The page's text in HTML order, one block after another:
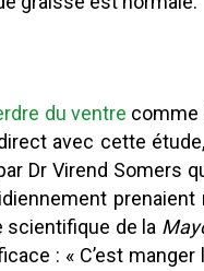
du ventre comme
avec cette
Dr Virend Somers
scientifique de la
: « C’est